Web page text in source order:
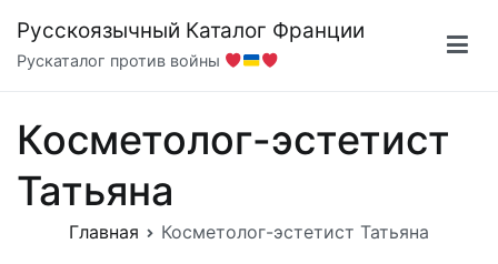
содержимому
Русскоязычный Каталог Франции
Рускаталог против войны
Косметолог-эстетист
Татьяна
Главная Косметолог-эстетист Татьяна